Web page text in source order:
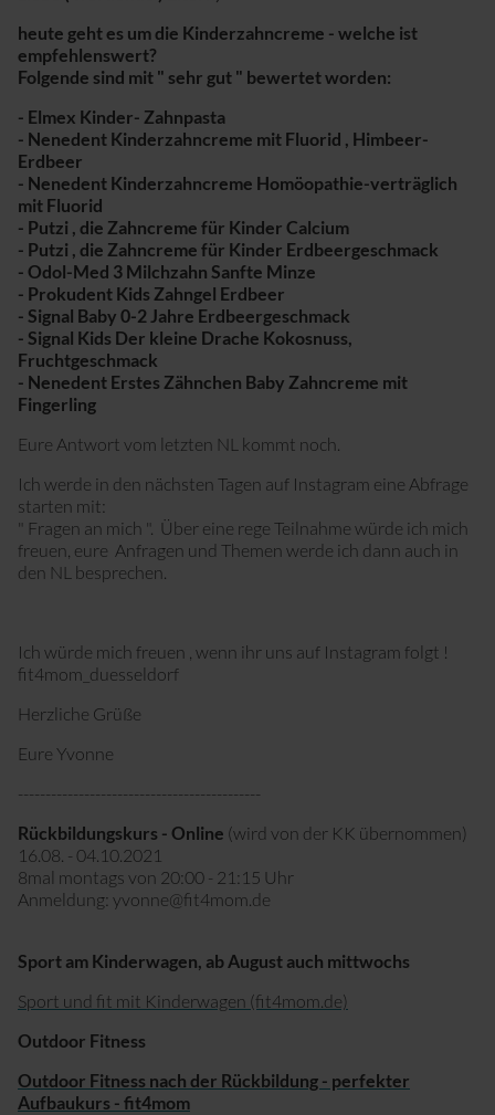
Sport mit Kinderwagen
heute geht es um die Kinderzahncreme - welche ist
empfehlenswert?
Folgende sind mit " sehr gut " bewertet worden:
- Elmex Kinder- Zahnpasta
- Nenedent Kinderzahncreme mit Fluorid , Himbeer-
Erdbeer
- Nenedent Kinderzahncreme Homöopathie-verträglich
mit Fluorid
- Putzi , die Zahncreme für Kinder Calcium
- Putzi , die Zahncreme für Kinder Erdbeergeschmack
- Odol-Med 3 Milchzahn Sanfte Minze
- Prokudent Kids Zahngel Erdbeer
- Signal Baby 0-2 Jahre Erdbeergeschmack
- Signal Kids Der kleine Drache Kokosnuss,
Fruchtgeschmack
- Nenedent Erstes Zähnchen Baby Zahncreme mit
Fingerling
Eure Antwort vom letzten NL kommt noch.
Ich werde in den nächsten Tagen auf Instagram eine Abfrage
starten mit:
" Fragen an mich ". Über eine rege Teilnahme würde ich mich
freuen, eure Anfragen und Themen werde ich dann auch in
den NL besprechen.
Ich würde mich freuen , wenn ihr uns auf Instagram folgt !
fit4mom_duesseldorf
Herzliche Grüße
Eure Yvonne
--------------------------------------------
Rückbildungskurs - Online (wird von der KK übernommen)
16.08. - 04.10.2021
8mal montags von 20:00 - 21:15 Uhr
Anmeldung: yvonne@fit4mom.de
Sport am Kinderwagen, ab August auch mittwochs
Sport und fit mit Kinderwagen (fit4mom.de)
Outdoor Fitness
Outdoor Fitness nach der Rückbildung - perfekter
Aufbaukurs - fit4mom